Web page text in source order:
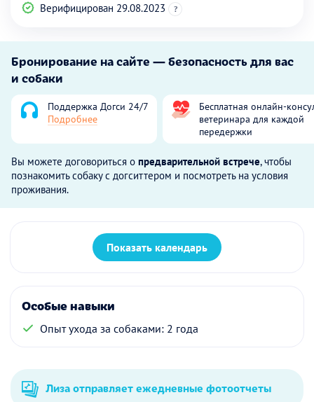
Верифицирован 29.08.2023
?
Бронирование на сайте — безопасность для вас
и собаки
Поддержка Догси 24/7
Подробнее
Бесплатная онлайн-
ветеринара для каждой
передержки
Вы можете договориться о предварительной встрече, чтобы
познакомить собаку с догситтером и посмотреть на условия
проживания.
Показать календарь
Особые навыки
Опыт ухода за собаками: 2 года
Лиза отправляет ежедневные фотоотчеты